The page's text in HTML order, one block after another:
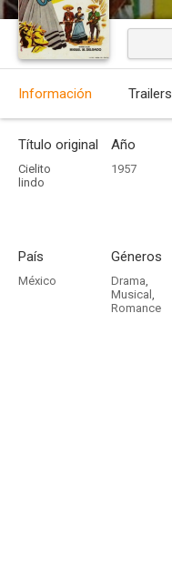
Información Trailers
Título original
Cielito
lindo
Año
1957
País
México
Géneros
Drama,
Musical ,
Romance